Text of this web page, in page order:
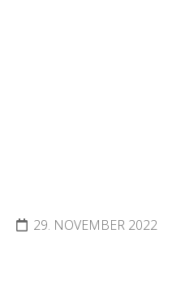
29. NOVEMBER 2022